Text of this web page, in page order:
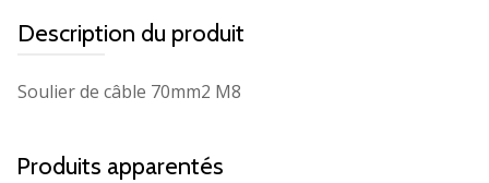
Description du produit
Soulier de câble 70mm2 M8
Produits apparentés